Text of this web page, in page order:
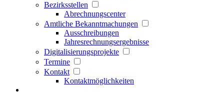
Bezirksstellen
Abrechnungscenter
Amtliche Bekanntmachungen
Ausschreibungen
Jahresrechnungsergebnisse
Digitalisierungsprojekte
Termine
Kontakt
Kontaktmöglichkeiten